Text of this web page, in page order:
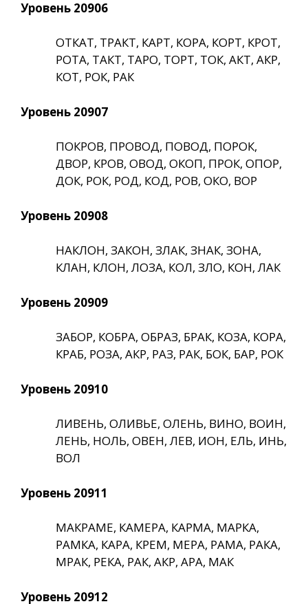
Уровень 20906
ОТКАТ, ТРАКТ, КАРТ, КОРА, КОРТ, КРОТ,
РОТА, ТАКТ, ТАРО, ТОРТ, ТОК, АКТ, АКР,
КОТ, РОК, РАК
Уровень 20907
ПОКРОВ, ПРОВОД, ПОВОД, ПОРОК,
ДВОР, КРОВ, ОВОД, ОКОП, ПРОК, ОПОР,
ДОК, РОК, РОД, КОД, РОВ, ОКО, ВОР
Уровень 20908
НАКЛОН, ЗАКОН, ЗЛАК, ЗНАК, ЗОНА,
КЛАН, КЛОН, ЛОЗА, КОЛ, ЗЛО, КОН, ЛАК
Уровень 20909
ЗАБОР, КОБРА, ОБРАЗ, БРАК, КОЗА, КОРА,
КРАБ, РОЗА, АКР, РАЗ, РАК, БОК, БАР, РОК
Уровень 20910
ЛИВЕНЬ, ОЛИВЬЕ, ОЛЕНЬ, ВИНО, ВОИН,
ЛЕНЬ, НОЛЬ, ОВЕН, ЛЕВ, ИОН, ЕЛЬ, ИНЬ,
ВОЛ
Уровень 20911
МАКРАМЕ, КАМЕРА, КАРМА, МАРКА,
РАМКА, КАРА, КРЕМ, МЕРА, РАМА, РАКА,
МРАК, РЕКА, РАК, АКР, АРА, МАК
Уровень 20912